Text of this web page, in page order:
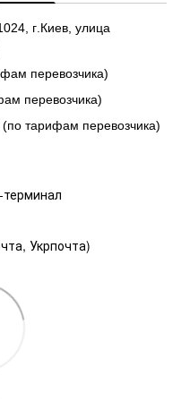
г.Киев, улица
перевозчика)
перевозчика)
тарифам перевозчика)
терминал
Укрпочта)